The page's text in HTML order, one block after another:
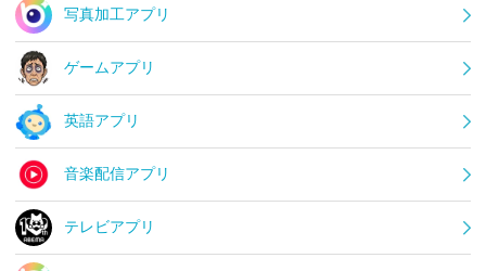
写真加工アプリ
ゲームアプリ
英語アプリ
音楽配信アプリ
テレビアプリ